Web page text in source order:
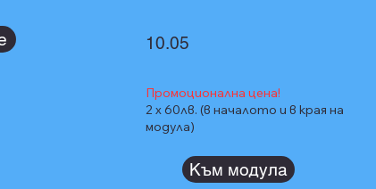
10.05
Промоционална цена!
2 x 60лв. (в началото и в края на
модула)
Към модула